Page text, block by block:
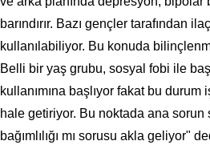
barındırır. Bazı gençler tarafından
kullanılabiliyor. Bu konuda
Belli bir yaş grubu, sosyal fobi ile
kullanımına başlıyor fakat bu durum
hale getiriyor. Bu noktada ana sorun
bağımlılığı mı sorusu akla geliyor"